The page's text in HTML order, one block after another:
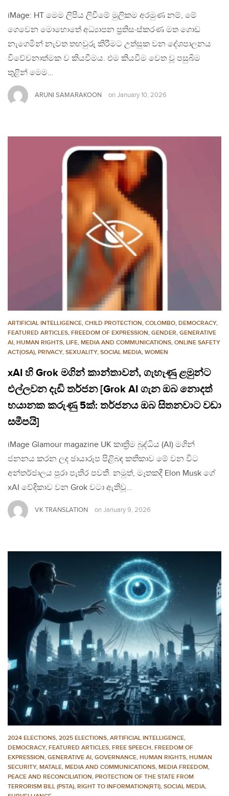
iMage: HT මෙම ලිපිය ලිවීමේ මුලිකම අරමුණ නම්, මේ
ගෙවෙන මොහොතේ අධ්‍යාපන ප්‍රතිසංස්කරණ මත ගොඩ
නැගෙමින් නැවත තහවුරු කිරීමට උත්සුක වන දේශපාලනය
විවේචනාත්මක ව කියවීමය. එම කියවීම වෙත වූ පසුබිම
තුළින් මෙම…
ARUNI SAMARAKOON on January 10, 2026
ARTIFICIAL INTELLIGENCE, CHILD PROTECTION, COLOMBO, DEMOCRACY,
FEATURED ARTICLES, FREEDOM OF EXPRESSION, GENDER, GENERATIVE
AI, HUMAN RIGHTS, LIFE, MEDIA AND COMMUNICATIONS, ONLINE SAFETY
ACT(OSA), PRIVACY, SEXUALITY, SOCIAL MEDIA, WOMEN
xAI හි Grok මගින් කාන්තාවන්, ගැහැණු ළමුන්ට
එල්ලවන දැඩි තර්ජන [Grok AI ගැන ඔබ නොදත්
භයානක කරුණු 5ක්: තර්ජනය ඔබ සිතනවාට වඩා
සමීපයි]
iMage Glamour magazine UK කෘත්‍රිම බුද්ධිය (AI) මගින්
ජනනය කරන ලද ඡායාරූප පිළිබඳ කතිකාව මේ වන විට
අන්තර්ජාලය පුරා පැතිර පවතී. නමුත්, මෑතකදී Elon Musk ගේ
xAI වේදිකාව වන Grok වටා ඇතිවූ…
VK TRANSLATION on January 9, 2026
2024 ELECTIONS, 2025 ELECTIONS, ARTIFICIAL INTELLIGENCE,
DEMOCRACY, FEATURED ARTICLES, FREE SPEECH, FREEDOM OF
EXPRESSION, GENERATIVE AI, GOVERNANCE, HUMAN RIGHTS, HUMAN
SECURITY, MATALE, MEDIA AND COMMUNICATIONS, MEDIA FREEDOM,
PEACE AND RECONCILIATION, PROTECTION OF THE STATE FROM
TERRORISM BILL (PSTA), RIGHT TO INFORMATION(RTI), SOCIAL MEDIA,